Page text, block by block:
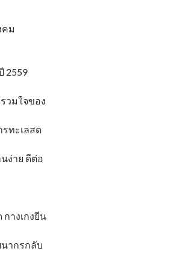
ม
2559
วมใจของ
ทะเลสด
ง่าย ดีต่อ
กางเกงยีน
ากรกลับ